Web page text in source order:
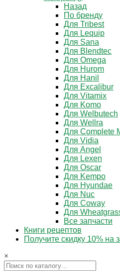
Назад
По бренду
Для Tribest
Для Lequip
Для Sana
Для Blendtec
Для Omega
Для Hurom
Для Hanil
Для Excalibur
Для Vitamix
Для Komo
Для Welbutech
Для Wellra
Для Complete
Для Vidia
Для Angel
Для Lexen
Для Oscar
Для Kempo
Для Hyundae
Для Nuc
Для Coway
Для
Все запчасти
Книги рецептов
Получите скидку 10% на
×